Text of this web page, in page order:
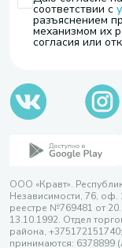
соответствии с
разъяснением
механизмом их
согласия или
ООО «Кравт».
Независимости, 76,
реестре №769481 от
13.10.1992. Отдел
района,
принимаются: 6378899